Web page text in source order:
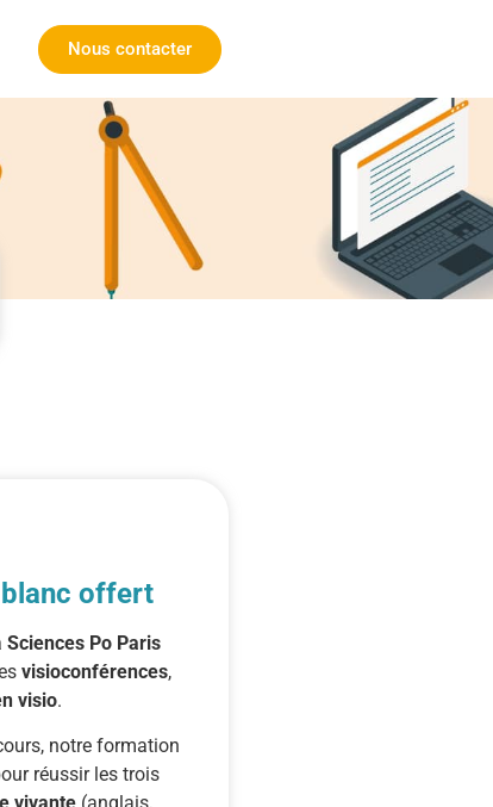
Nous contacter
blanc offert
Sciences Po Paris
visioconférences,
visio.
notre formation
réussir les trois